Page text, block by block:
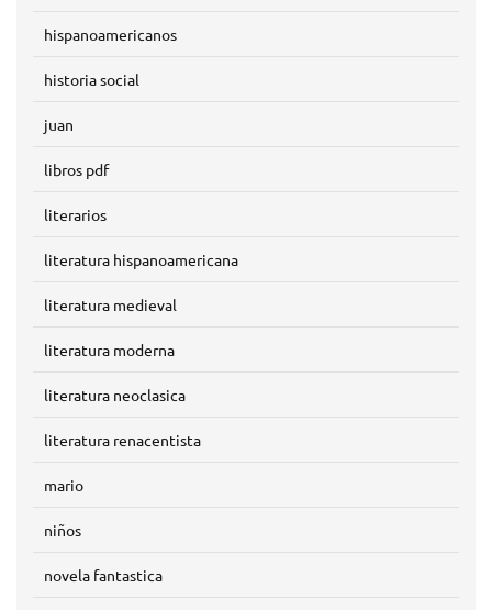
hispanoamericanos
historia social
juan
libros pdf
literarios
literatura hispanoamericana
literatura medieval
literatura moderna
literatura neoclasica
literatura renacentista
mario
niños
novela fantastica